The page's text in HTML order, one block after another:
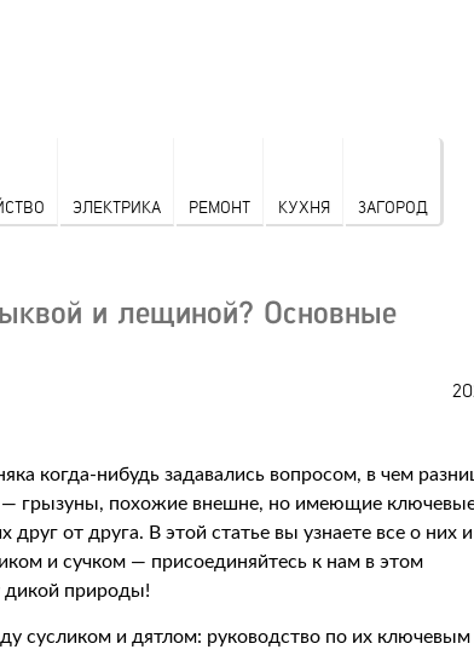
ЭЛЕКТРИКА РЕМОНТ КУХНЯ ЗАГОРОД
и лещиной? Основные
когда-нибудь задавались вопросом, в чем
грызуны, похожие внешне, но имеющие
друг от друга. В этой статье вы узнаете все о них и
и сучком — присоединяйтесь к нам в этом
дикой природы!
сусликом и дятлом: руководство по их ключевым